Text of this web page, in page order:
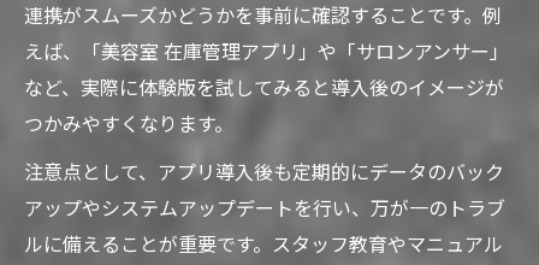
連携がスムーズかどうかを事前に確認することです。例
えば、「美容室 在庫管理アプリ」や「サロンアンサー」
など、実際に体験版を試してみると導入後のイメージが
つかみやすくなります。
注意点として、アプリ導入後も定期的にデータのバック
アップやシステムアップデートを行い、万が一のトラブ
ルに備えることが重要です。スタッフ教育やマニュアル